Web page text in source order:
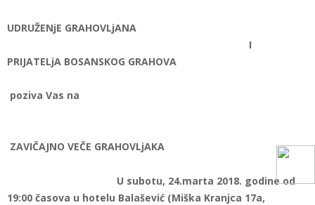
GRAHOVA
UDRUŽENjE GRAHOVLjANA
I
PRIJATELjA BOSANSKOG GRAHOVA
poziva Vas na
ZAVIČAJNO VEČE GRAHOVLjAKA
U subotu, 24.marta 2018. godine od
19:00 časova u hotelu Balašević (Miška Kranjca 17a,